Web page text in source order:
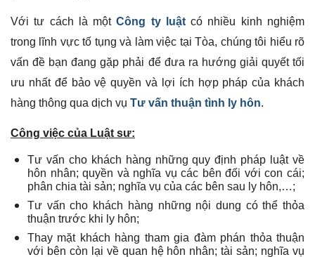
Với tư cách là mộtCông ty luậtcó nhiều kinh nghiệm
trong lĩnh vực tố tụng và làm việc tại Tòa, chúng tôi hiểu rõ
vấn đề bạn đang gặp phải để đưa ra hướng giải quyết tối
ưu nhất để bảo vệ quyền và lợi ích hợp pháp của khách
hàng thông qua dịch vụ Tư vấn thuận tình ly hôn.
Công việc của Luật sư:
Tư vấn cho khách hàng những quy định pháp luật về
hôn nhân; quyền và nghĩa vụ các bên đối với con cái;
phân chia tài sản; nghĩa vụ của các bên sau ly hôn,…;
Tư vấn cho khách hàng những nội dung có thể thỏa
thuận trước khi ly hôn;
Thay mặt khách hàng tham gia đàm phán thỏa thuận
với bên còn lại về quan hệ hôn nhân; tài sản; nghĩa vụ